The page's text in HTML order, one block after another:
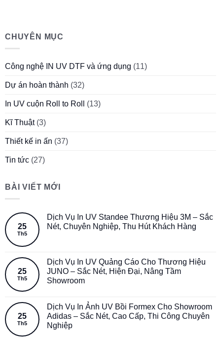
CHUYÊN MỤC
Công nghệ IN UV DTF và ứng dụng (11)
Dự án hoàn thành (32)
In UV cuộn Roll to Roll (13)
Kĩ Thuật(3)
Thiết kế in ấn (37)
Tin tức (27)
BÀI VIẾT MỚI
25
Th5
Dịch Vụ In UV Standee Thương Hiệu 3M – Sắc
Nét, Chuyên Nghiệp, Thu Hút Khách Hàng
25
Th5
Dịch Vụ In UV Quảng Cáo Cho Thương Hiệu
JUNO – Sắc Nét, Hiện Đại, Nâng Tầm
Showroom
25
Th5
Dịch Vụ In Ảnh UV Bồi Formex Cho Showroom
Adidas – Sắc Nét, Cao Cấp, Thi Công Chuyên
Nghiệp